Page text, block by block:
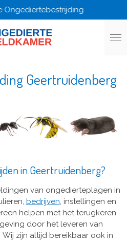
Ongediertebestrijding
Geertruidenberg
in Geertruidenberg?
van ongedierteplagen in
bedrijven, instellingen en
helpen met het terugkeren
door het leveren van
zijn altijd bereikbaar ook in